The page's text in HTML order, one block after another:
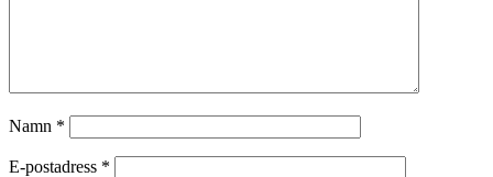
Namn *
E-postadress *